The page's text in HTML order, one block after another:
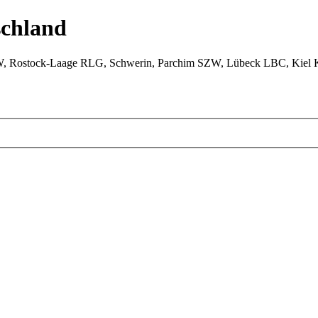
Laage RLG, Schwerin, Parchim SZW, Lübeck LBC, Kiel